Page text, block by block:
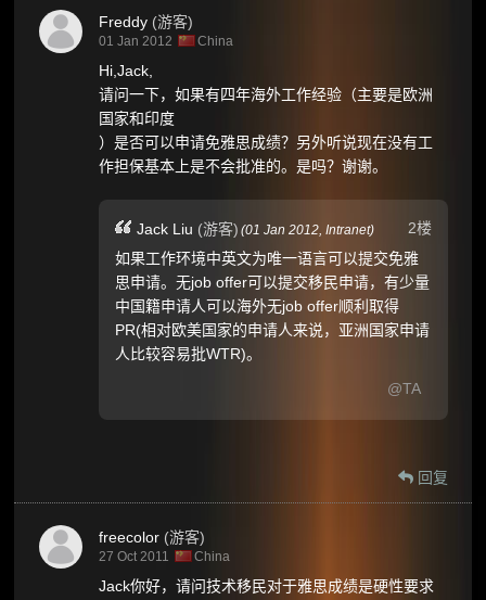
Freddy (游客)
01 Jan 2012 China
Hi,Jack,
请问一下，如果有四年海外工作经验（主要是欧洲
国家和印度
）是否可以申请免雅思成绩？另外听说现在没有工
作担保基本上是不会批准的。是吗？谢谢。
2楼
Jack Liu (游客) (01 Jan 2012,Intranet)
如果工作环境中英文为唯一语言可以提交免雅
思申请。无job offer可以提交移民申请，有少量
中国籍申请人可以海外无job offer顺利取得
PR(相对欧美国家的申请人来说，亚洲国家申请
人比较容易批WTR)。
@TA
回复
freecolor (游客)
27 Oct 2011 China
Jack你好，请问技术移民对于雅思成绩是硬性要求